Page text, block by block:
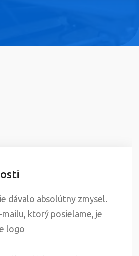
dávalo absolútny zmysel.
mailu, ktorý posielame, je
logo.